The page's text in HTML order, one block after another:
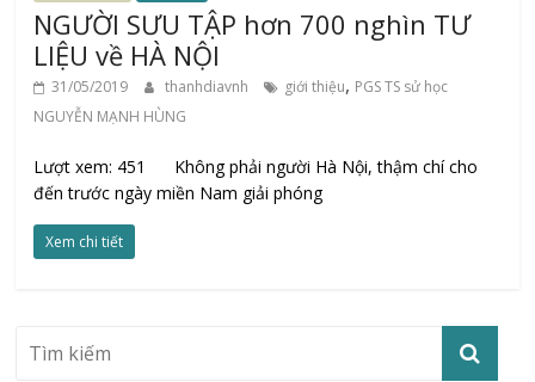
NGƯỜI SƯU TẬP hơn 700 nghìn TƯ
LIỆU về HÀ NỘI
31/05/2019 thanhdiavnh giới thiệu, PGS TS sử học
NGUYỄN MẠNH HÙNG
Lượt xem: 451 Không phải người Hà Nội, thậm chí cho
đến trước ngày miền Nam giải phóng
Xem chi tiết